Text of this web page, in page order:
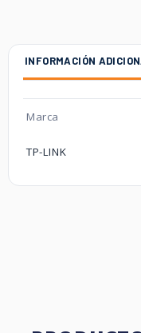
INFORMACIÓN
Marca
TP-LINK